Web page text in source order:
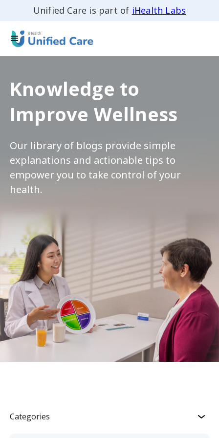
Unified Care is part of iHealth Labs
Knowledge to
Improve Wellness
Our library of blogs provide simple
explanations and actionable tips to
empower you to take control of your
health.
Categories